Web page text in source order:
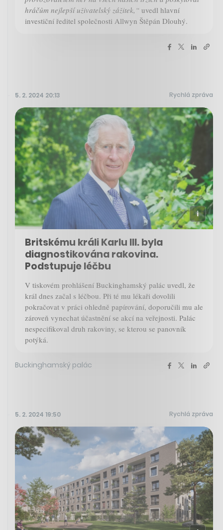
hráčům nejlepší uživatelský zážitek,“ uvedl hlavní
investiční ředitel společnosti Allwyn Štěpán Dlouhý.
5. 2. 2024 20:13 Rychlá zpráva
Britskému králi Karlu III. byla
diagnostikována rakovina.
Podstupuje léčbu
V tiskovém prohlášení Buckinghamský palác uvedl, že
král dnes začal s léčbou. Při té mu lékaři dovolili
pokračovat v práci ohledně papírování, doporučili mu ale
zároveň vynechat účastnění se akcí na veřejnosti. Palác
nespecifikoval druh rakoviny, se kterou se panovník
potýká.
Buckinghamský palác
5. 2. 2024 19:50 Rychlá zpráva